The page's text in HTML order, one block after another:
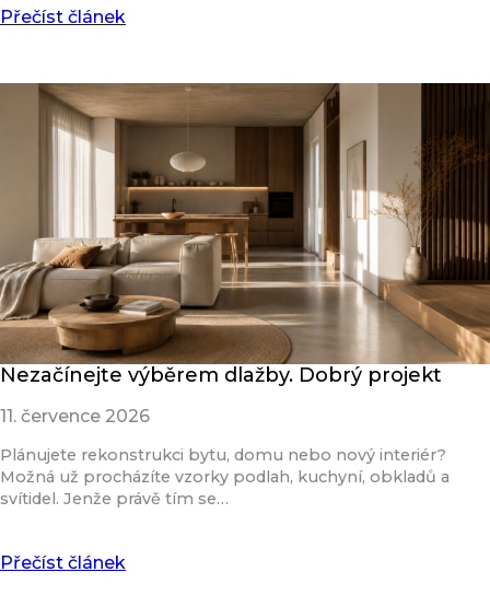
Přečíst článek
Nezačínejte výběrem dlažby. Dobrý projekt
11. července 2026
Plánujete rekonstrukci bytu, domu nebo nový interiér?
Možná už procházíte vzorky podlah, kuchyní, obkladů a
svítidel. Jenže právě tím se…
Přečíst článek